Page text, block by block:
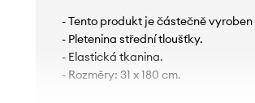
- Tento produkt je částečně
- Pletenina střední tloušťky.
- Elastická tkanina.
- Rozměry: 31 x 180 cm.